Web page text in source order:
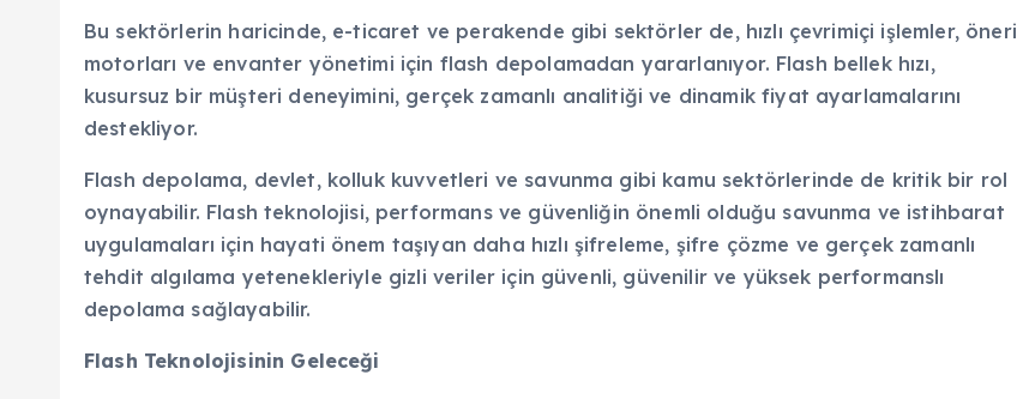
Bu sektörlerin haricinde, e-ticaret ve perakende gibi sektörler de, hızlı çevrimiçi işlemler, öneri
motorları ve envanter yönetimi için flash depolamadan yararlanıyor. Flash bellek hızı,
kusursuz bir müşteri deneyimini, gerçek zamanlı analitiği ve dinamik fiyat ayarlamalarını
destekliyor.
Flash depolama, devlet, kolluk kuvvetleri ve savunma gibi kamu sektörlerinde de kritik bir rol
oynayabilir. Flash teknolojisi, performans ve güvenliğin önemli olduğu savunma ve istihbarat
uygulamaları için hayati önem taşıyan daha hızlı şifreleme, şifre çözme ve gerçek zamanlı
tehdit algılama yetenekleriyle gizli veriler için güvenli, güvenilir ve yüksek performanslı
depolama sağlayabilir.
Flash Teknolojisinin Geleceği